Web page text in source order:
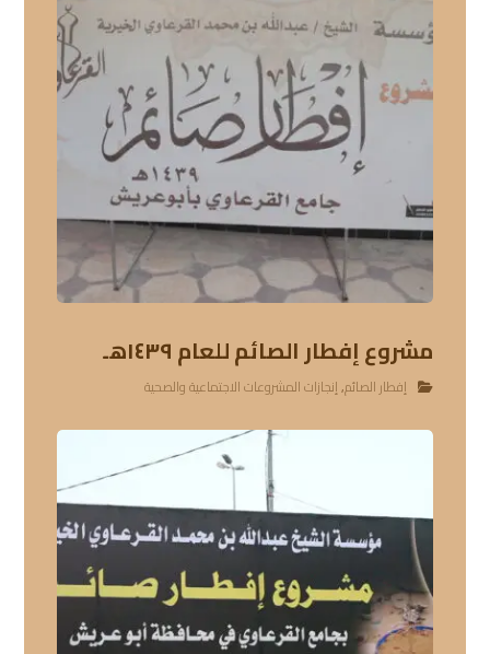
مشروع إفطار الصائم للعام ١٤٣٩هـ
إفطار الصائم,إنجازات المشروعات الاجتماعية والصحية